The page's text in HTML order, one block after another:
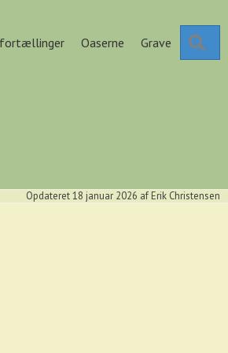
Oaserne Grave
Opdateret 18 januar 2026 af Erik Christensen